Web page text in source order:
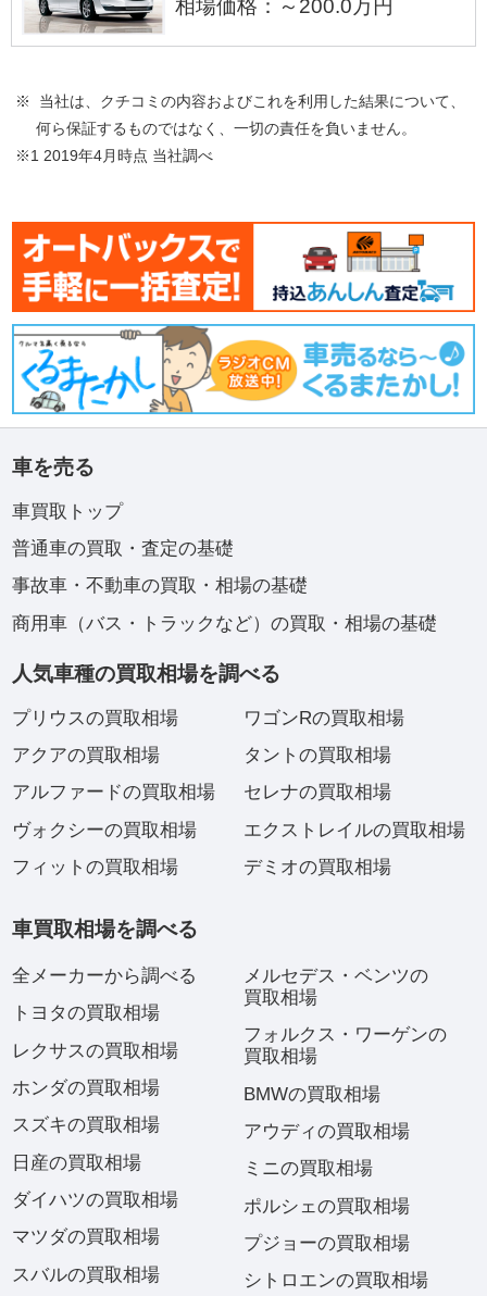
相場価格：～200.0万円
※ 当社は、クチコミの内容およびこれを利用した結果について、
何ら保証するものではなく、一切の責任を負いません。
※1 2019年4月時点 当社調べ
車を売る
車買取トップ
普通車の買取・査定の基礎
事故車・不動車の買取・相場の基礎
商用車（バス・トラックなど）の買取・相場の基礎
人気車種の買取相場を調べる
プリウスの買取相場
アクアの買取相場
アルファードの買取相場
ヴォクシーの買取相場
フィットの買取相場
ワゴンRの買取相場
タントの買取相場
セレナの買取相場
エクストレイルの買取相場
デミオの買取相場
車買取相場を調べる
全メーカーから調べる
トヨタの買取相場
レクサスの買取相場
ホンダの買取相場
スズキの買取相場
日産の買取相場
ダイハツの買取相場
マツダの買取相場
スバルの買取相場
メルセデス・ベンツの
買取相場
フォルクス・ワーゲンの
買取相場
BMWの買取相場
アウディの買取相場
ミニの買取相場
ポルシェの買取相場
プジョーの買取相場
シトロエンの買取相場